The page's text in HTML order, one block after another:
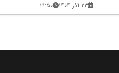
۲۳ آذر ۱۴۰۴ ۲۱:۵۰